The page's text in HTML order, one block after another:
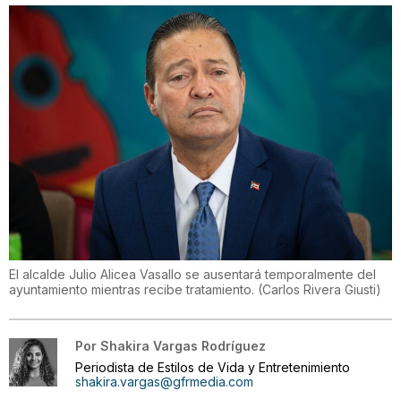
El alcalde Julio Alicea Vasallo se ausentará temporalmente del
ayuntamiento mientras recibe tratamiento. (Carlos Rivera Giusti)
Por Shakira Vargas Rodríguez
Periodista de Estilos de Vida y Entretenimiento
shakira.vargas@gfrmedia.com